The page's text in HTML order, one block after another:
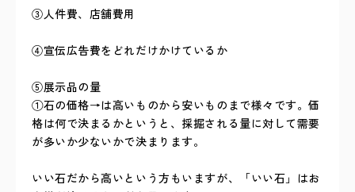
③人件費、店舗費用
④宣伝広告費をどれだけかけているか
⑤展示品の量
①石の価格→は高いものから安いものまで様々です。価
格は何で決まるかというと、採掘される量に対して需要
が多いか少ないかで決まります。
いい石だから高いという方もいますが、「いい石」はお